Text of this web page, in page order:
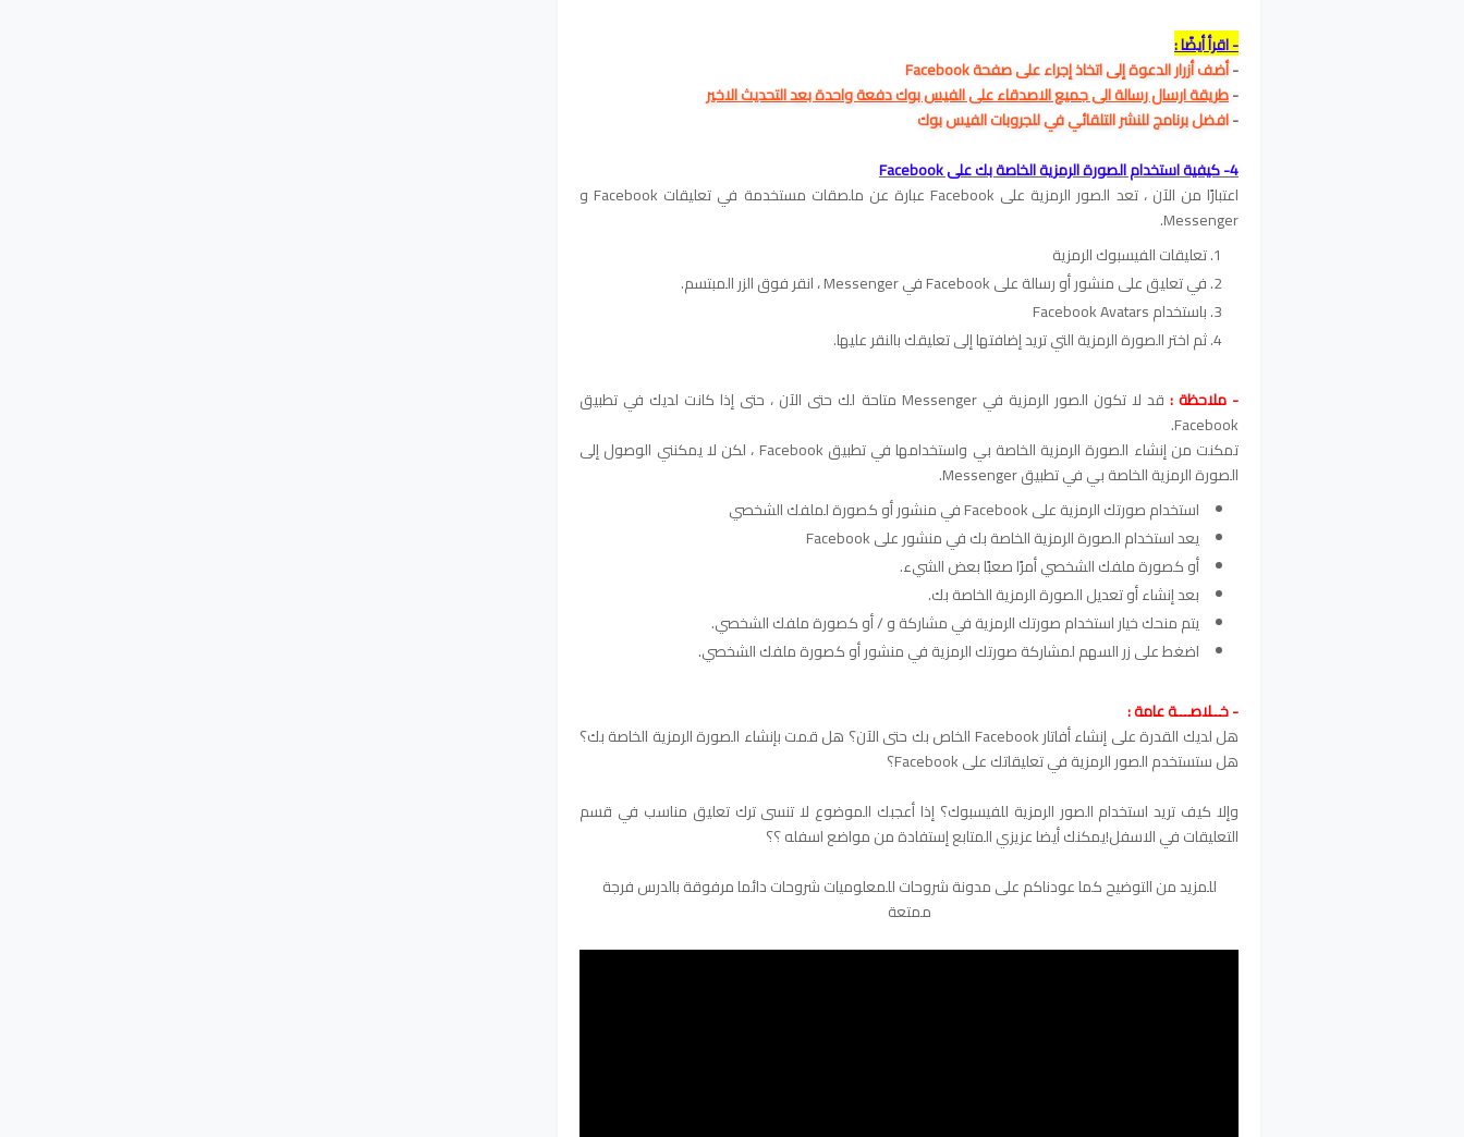
- اقرأ أيضًا :
- أضف أزرار الدعوة إلى اتخاذ إجراء على صفحة Facebook
-طريقة ارسال رسالة الى جميع الاصدقاء على الفيس بوك دفعة واحدة بعد التحديث الاخير
-افضل برنامج للنشر التلقائي في للجروبات الفيس بوك
4- كيفية استخدام الصورة الرمزية الخاصة بك على Facebook
اعتبارًا من الآن ، تعد الصور الرمزية على Facebook عبارة عن ملصقات مستخدمة في تعليقات Facebook و
Messenger.
تعليقات الفيسبوك الرمزية
في تعليق على منشور أو رسالة على Facebook في Messenger ، انقر فوق الزر المبتسم.
باستخدام Facebook Avatars
ثم اختر الصورة الرمزية التي تريد إضافتها إلى تعليقك بالنقر عليها.
- ملاحظة :
قد لا تكون الصور الرمزية في Messenger متاحة لك حتى الآن ، حتى إذا كانت لديك في تطبيق
Facebook.
تمكنت من إنشاء الصورة الرمزية الخاصة بي واستخدامها في تطبيق Facebook ، لكن لا يمكنني الوصول إلى
الصورة الرمزية الخاصة بي في تطبيق Messenger.
استخدام صورتك الرمزية على Facebook في منشور أو كصورة لملفك الشخصي
يعد استخدام الصورة الرمزية الخاصة بك في منشور على Facebook
أو كصورة ملفك الشخصي أمرًا صعبًا بعض الشيء.
بعد إنشاء أو تعديل الصورة الرمزية الخاصة بك.
يتم منحك خيار استخدام صورتك الرمزية في مشاركة و / أو كصورة ملفك الشخصي.
اضغط على زر السهم لمشاركة صورتك الرمزية في منشور أو كصورة ملفك الشخصي.
- خــلاصـــة عامة :
هل لديك القدرة على إنشاء أفاتار Facebook الخاص بك حتى الآن؟ هل قمت بإنشاء الصورة الرمزية الخاصة بك؟
هل ستستخدم الصور الرمزية في تعليقاتك على Facebook؟
وإلا كيف تريد استخدام الصور الرمزية للفيسبوك؟ إذا أعجبك الموضوع لا تنسى ترك تعليق مناسب في قسم
التعليقات في الاسفل!يمكنك أيضا عزيزي المتابع إستفادة من مواضع اسفله ؟؟
للمزيد من التوضيح كما عودناكم على مدونة شروحات للمعلوميات شروحات دائما مرفوقة بالدرس فرجة
ممتعة